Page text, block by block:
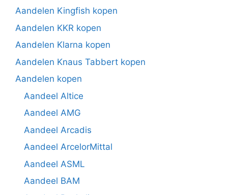
Aandelen Kingfish kopen
Aandelen KKR kopen
Aandelen Klarna kopen
Aandelen Knaus Tabbert kopen
Aandelen kopen
Aandeel Altice
Aandeel AMG
Aandeel Arcadis
Aandeel ArcelorMittal
Aandeel ASML
Aandeel BAM